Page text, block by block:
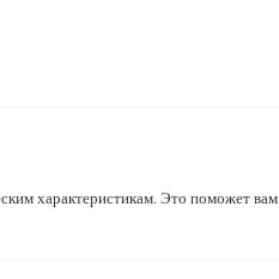
характеристикам. Это поможет вам